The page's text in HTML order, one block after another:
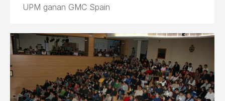
UPM ganan GMC Spain